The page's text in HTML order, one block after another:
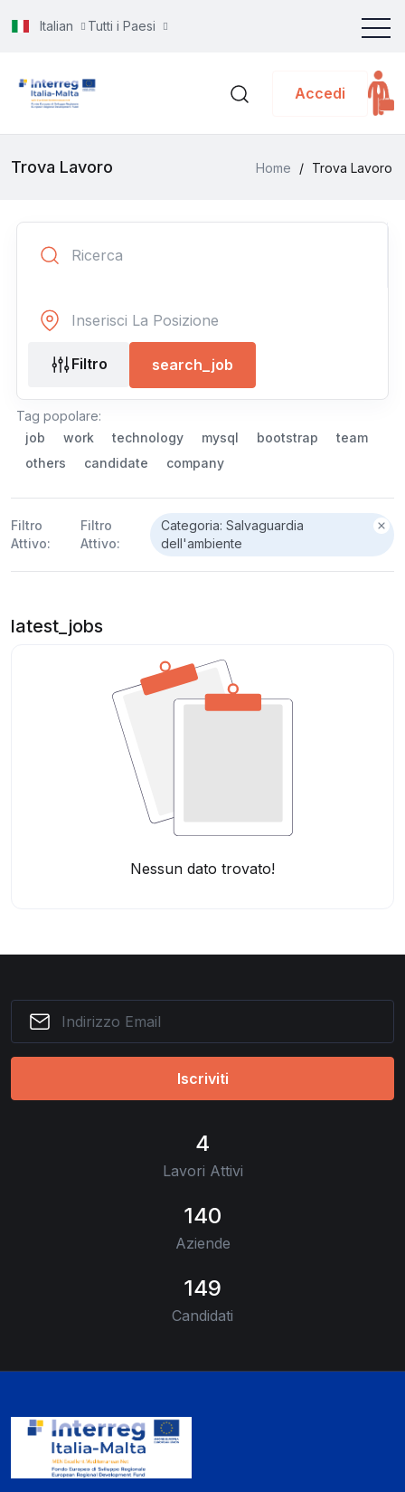
Italian Tutti i Paesi
Accedi
Trova Lavoro Home / Trova Lavoro
Filtro search_job
Tag popolare:
job
work technology mysql bootstrap
team
others
candidate company
Filtro
Attivo:
Filtro
Attivo:
Categoria: Salvaguardia
dell'ambiente
latest_jobs
Nessun dato trovato!
Iscriviti
4
Lavori Attivi
140
Aziende
149
Candidati